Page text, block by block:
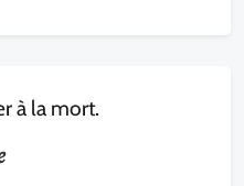
à la mort.